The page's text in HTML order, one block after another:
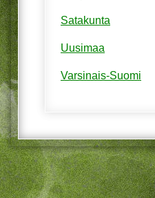
Satakunta
Uusimaa
Varsinais-Suomi